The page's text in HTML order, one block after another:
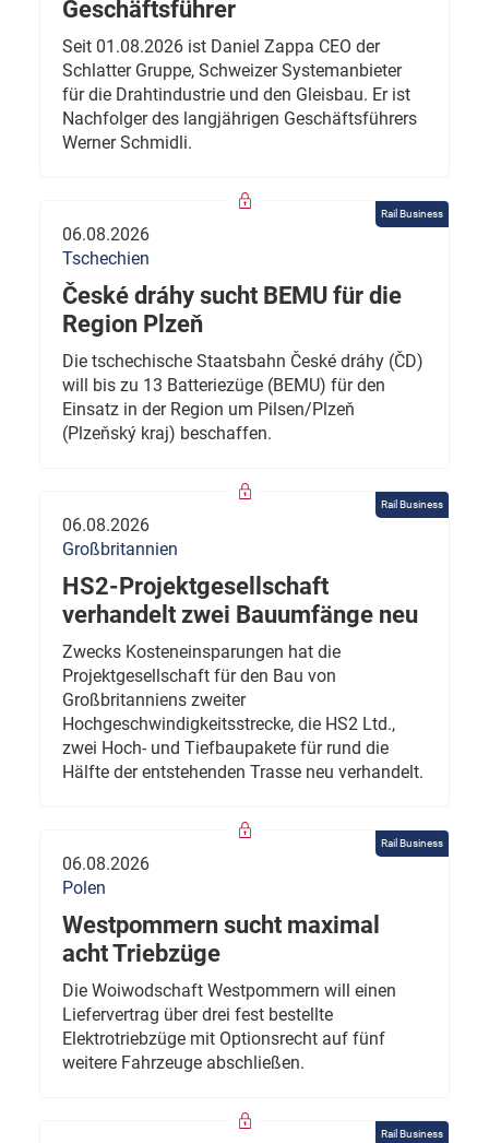
Geschäftsführer
Seit 01.08.2026 ist Daniel Zappa CEO der
Schlatter Gruppe, Schweizer Systemanbieter
für die Drahtindustrie und den Gleisbau. Er ist
Nachfolger des langjährigen Geschäftsführers
Werner Schmidli.
Rail Business
06.08.2026
Tschechien
České dráhy sucht BEMU für die
Region Plzeň
Die tschechische Staatsbahn České dráhy (ČD)
will bis zu 13 Batteriezüge (BEMU) für den
Einsatz in der Region um Pilsen/Plzeň
(Plzeňský kraj) beschaffen.
Rail Business
06.08.2026
Großbritannien
HS2-Projektgesellschaft
verhandelt zwei Bauumfänge neu
Zwecks Kosteneinsparungen hat die
Projektgesellschaft für den Bau von
Großbritanniens zweiter
Hochgeschwindigkeitsstrecke, die HS2 Ltd.,
zwei Hoch- und Tiefbaupakete für rund die
Hälfte der entstehenden Trasse neu verhandelt.
Rail Business
06.08.2026
Polen
Westpommern sucht maximal
acht Triebzüge
Die Woiwodschaft Westpommern will einen
Liefervertrag über drei fest bestellte
Elektrotriebzüge mit Optionsrecht auf fünf
weitere Fahrzeuge abschließen.
Rail Business